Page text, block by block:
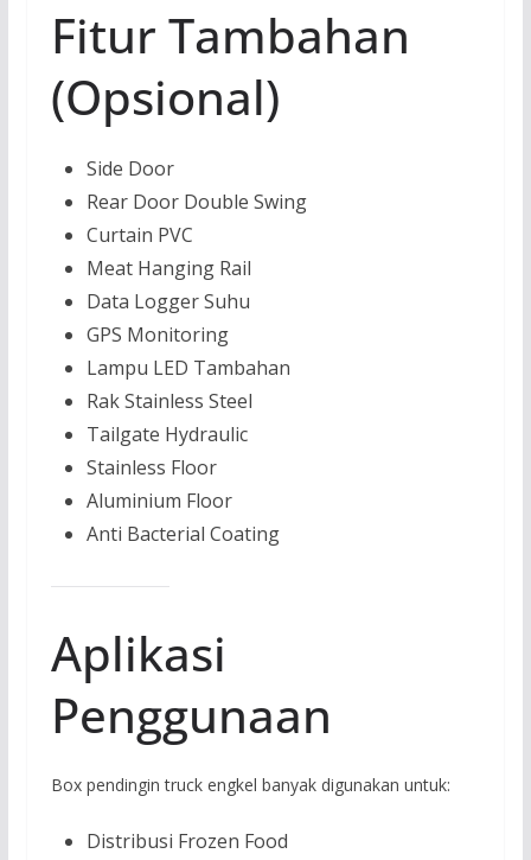
Fitur Tambahan
(Opsional)
Side Door
Rear Door Double Swing
Curtain PVC
Meat Hanging Rail
Data Logger Suhu
GPS Monitoring
Lampu LED Tambahan
Rak Stainless Steel
Tailgate Hydraulic
Stainless Floor
Aluminium Floor
Anti Bacterial Coating
Aplikasi
Penggunaan
Box pendingin truck engkel banyak digunakan untuk:
Distribusi Frozen Food